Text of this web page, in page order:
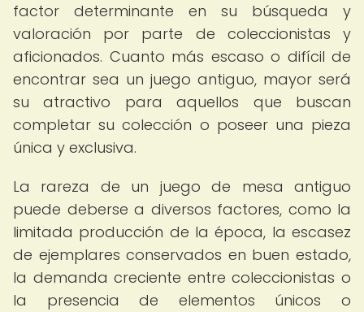
factor determinante en su búsqueda y
valoración por parte de coleccionistas y
aficionados. Cuanto más escaso o difícil de
encontrar sea un juego antiguo, mayor será
su atractivo para aquellos que buscan
completar su colección o poseer una pieza
única y exclusiva.
La rareza de un juego de mesa antiguo
puede deberse a diversos factores, como la
limitada producción de la época, la escasez
de ejemplares conservados en buen estado,
la demanda creciente entre coleccionistas o
la presencia de elementos únicos o